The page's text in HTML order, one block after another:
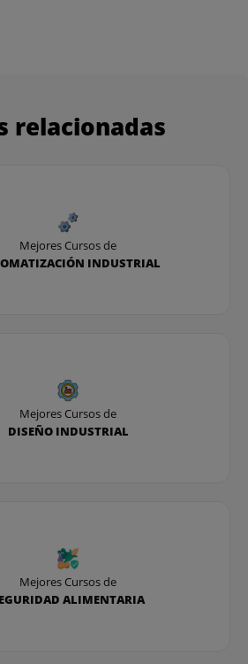
licencia de uso del software
relacionadas
Mejores Cursos de
INDUSTRIAL
Mejores Cursos de
DISEÑO INDUSTRIAL
Mejores Cursos de
ALIMENTARIA